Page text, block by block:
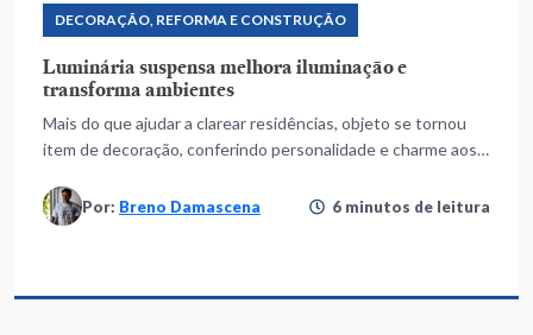
DECORAÇÃO, REFORMA E CONSTRUÇÃO
Luminária suspensa melhora iluminação e
transforma ambientes
Mais do que ajudar a clarear residências, objeto se tornou
item de decoração, conferindo personalidade e charme aos
Por: Breno Damascena 6 minutos de leitura